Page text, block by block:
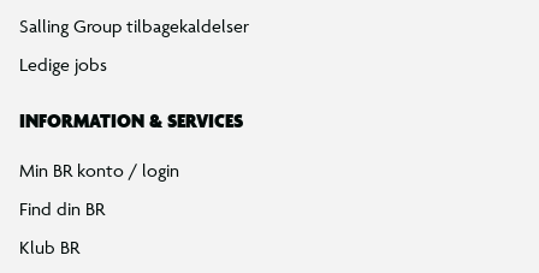
Salling Group tilbagekaldelser
Ledige jobs
INFORMATION & SERVICES
Min BR konto / login
Find din BR
Klub BR